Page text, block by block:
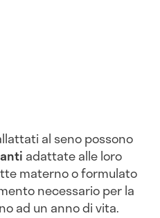
al seno possono
adattate alle loro
materno o formulato
necessario per la
ad un anno di vita.